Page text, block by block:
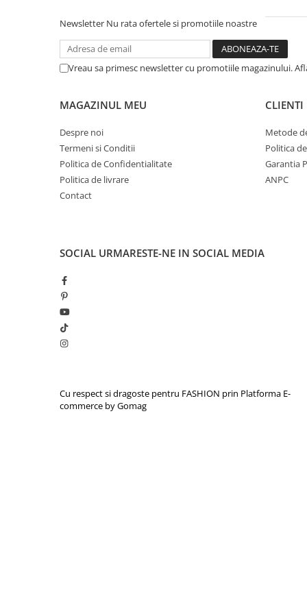
Newsletter Nu rata ofertele si promotiile noastre
Vreau sa primesc newsletter cu promotiile magazinului.
MAGAZINUL MEU
Despre noi
Termeni si Conditii
Politica de Confidentialitate
Politica de livrare
Contact
CLIENTI
Metode
Politica
Garantia
ANPC
SOCIAL URMARESTE-NE IN SOCIAL MEDIA
Cu respect si dragoste pentru FASHION prin Platforma E-
commerce by Gomag